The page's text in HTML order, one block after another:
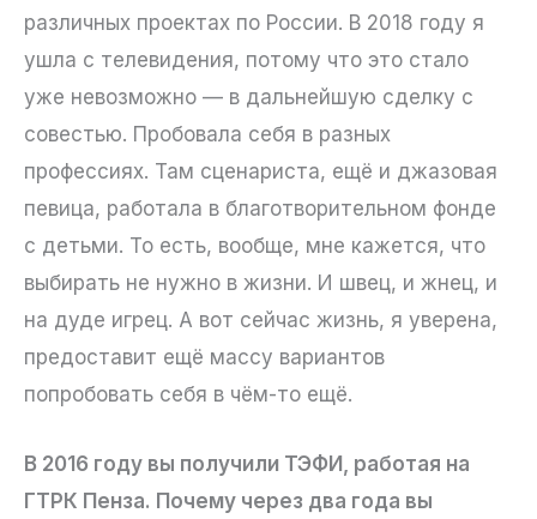
различных проектах по России. В 2018 году я
ушла с телевидения, потому что это стало
уже невозможно — в дальнейшую сделку с
совестью. Пробовала себя в разных
профессиях. Там сценариста, ещё и джазовая
певица, работала в благотворительном фонде
с детьми. То есть, вообще, мне кажется, что
выбирать не нужно в жизни. И швец, и жнец, и
на дуде игрец. А вот сейчас жизнь, я уверена,
предоставит ещё массу вариантов
попробовать себя в чём-то ещё.
В 2016 году вы получили ТЭФИ, работая на
ГТРК Пенза. Почему через два года вы